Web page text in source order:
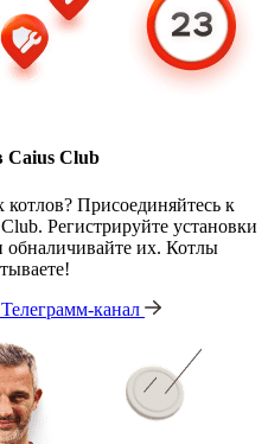
Caius Club
Присоединяйтесь к
Регистрируйте установки
обналичивайте их. Котлы
канал